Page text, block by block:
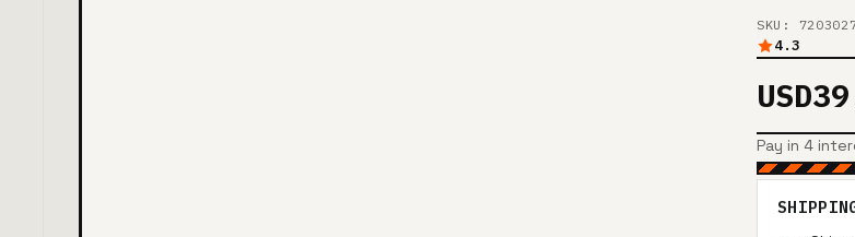
SKU:
4.3
Pay in 4